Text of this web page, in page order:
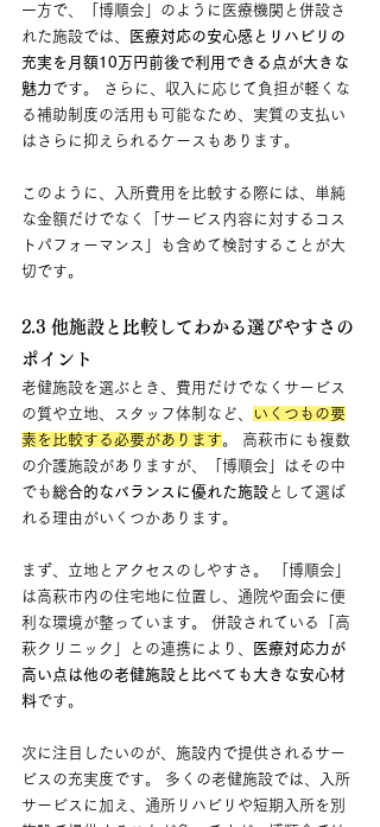
一方で、「博順会」のように医療機関と併設さ
れた施設では、
医療対応の安心感とリハビリの
充実を月額10万円前後で利用できる点が大きな
魅力です。 さらに、収入に応じて負担が軽くな
る補助制度の活用も可能なため、実質の支払い
はさらに抑えられるケースもあります。
このように、入所費用を比較する際には、単純
な金額だけでなく「サービス内容に対するコス
トパフォーマンス」も含めて検討することが大
切です。
2.3 他施設と比較してわかる選びやすさの
ポイント
老健施設を選ぶとき、費用だけでなくサービス
の質や立地、スタッフ体制など、
いくつもの要
素を比較する必要があります。 高萩市にも複数
の介護施設がありますが、「博順会」はその中
でも総合的なバランスに優れた施設 として選ば
れる理由がいくつかあります。
まず、立地とアクセスのしやすさ。 「博順会」
は高萩市内の住宅地に位置し、通院や面会に便
利な環境が整っています。 併設されている「高
萩クリニック」との連携により、
医療対応力が
高い点は他の老健施設と比べても大きな安心材
料です。
次に注目したいのが、施設内で提供されるサー
ビスの充実度です。 多くの老健施設では、入所
サービスに加え、通所リハビリや短期入所を別